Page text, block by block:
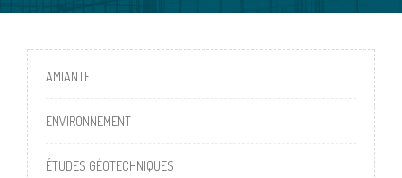
AMIANTE
ENVIRONNEMENT
ÉTUDES GÉOTECHNIQUES